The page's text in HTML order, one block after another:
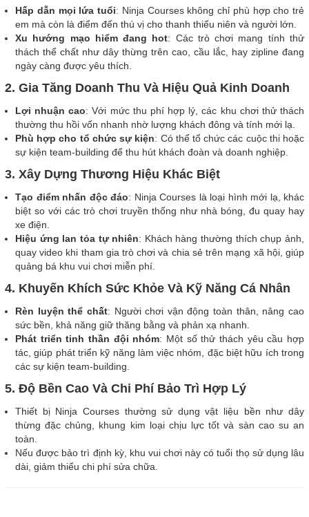
Hấp dẫn mọi lứa tuổi: Ninja Courses không chỉ phù hợp cho trẻ
em mà còn là điểm đến thú vị cho thanh thiếu niên và người lớn.
Xu hướng mạo hiểm đang hot: Các trò chơi mang tính thử
thách thể chất như dây thừng trên cao, cầu lắc, hay zipline đang
ngày càng được yêu thích.
2. Gia Tăng Doanh Thu Và Hiệu Quả Kinh Doanh
Lợi nhuận cao: Với mức thu phí hợp lý, các khu chơi thử thách
thường thu hồi vốn nhanh nhờ lượng khách đông và tính mới lạ.
Phù hợp cho tổ chức sự kiện: Có thể tổ chức các cuộc thi hoặc
sự kiện team-building để thu hút khách đoàn và doanh nghiệp.
3. Xây Dựng Thương Hiệu Khác Biệt
Tạo điểm nhấn độc đáo: Ninja Courses là loại hình mới lạ, khác
biệt so với các trò chơi truyền thống như nhà bóng, đu quay hay
xe điện.
Hiệu ứng lan tỏa tự nhiên: Khách hàng thường thích chụp ảnh,
quay video khi tham gia trò chơi và chia sẻ trên mạng xã hội, giúp
quảng bá khu vui chơi miễn phí.
4. Khuyến Khích Sức Khỏe Và Kỹ Năng Cá Nhân
Rèn luyện thể chất: Người chơi vận động toàn thân, nâng cao
sức bền, khả năng giữ thăng bằng và phản xạ nhanh.
Phát triển tinh thần đội nhóm: Một số thử thách yêu cầu hợp
tác, giúp phát triển kỹ năng làm việc nhóm, đặc biệt hữu ích trong
các sự kiện team-building.
5. Độ Bền Cao Và Chi Phí Bảo Trì Hợp Lý
Thiết bị Ninja Courses thường sử dụng vật liệu bền như dây
thừng đặc chủng, khung kim loại chịu lực tốt và sàn cao su an
toàn.
Nếu được bảo trì định kỳ, khu vui chơi này có tuổi thọ sử dụng lâu
dài, giảm thiểu chi phí sửa chữa.